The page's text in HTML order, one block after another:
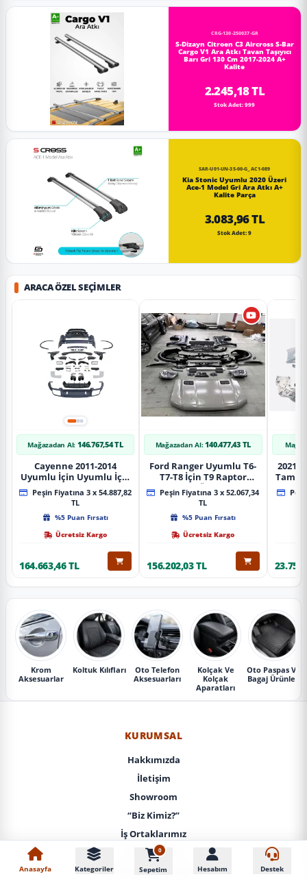
CRG-130-250037-GR
S-Dizayn Citroen C3 Aircross S-Bar
Cargo V1 Ara Atkı Tavan Taşıyıcı
Barı Gri 130 Cm 2017-2024 A+
Kalite
2.245,18 TL
Stok Adet: 999
SAR-U01-UN-35-00-G_AC1-089
Kia Stonic Uyumlu 2020 Üzeri
Ace-1 Model Gri Ara Atkı A+
Kalite Parça
3.083,96 TL
Stok Adet: 9
ARACA ÖZEL SEÇIMLER
Mağazadan Al: 146.767,54 TL
Cayenne 2011-2014
Uyumlu İçin Uyumlu İçin
2019+ Bagaj Facelift
Parça
Peşin Fiyatına 3 x 54.887,82
TL
%5 Puan Fırsatı
Ücretsiz Kargo
164.663,46 TL
Mağazadan Al: 140.477,43 TL
Ford Ranger Uyumlu T6-
T7-T8 İçin T9 Raptor
Dönüşüm (Ön Arka Full)
Parça
Peşin Fiyatına 3 x 52.067,34
TL
%5 Puan Fırsatı
Ücretsiz Kargo
156.202,03 TL
2021+
Krom
Aksesuarlar
Koltuk Kılıfları
Oto Telefon
Aksesuarları
Kolçak Ve
Kolçak
Aparatları
Oto Paspas Ve
Bagaj Ürünleri
KURUMSAL
Hakkımızda
İletişim
Showroom
“Biz Kimiz?”
İş Ortaklarımız
KVKK / Gizlilik
Mesafeli Satış Sözleşmesi
Anasayfa Kategoriler
0
Sepetim Hesabım Destek